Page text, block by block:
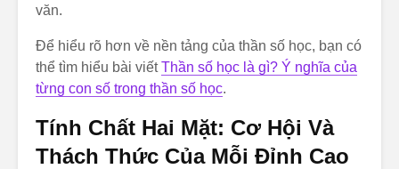
văn.
Để hiểu rõ hơn về nền tảng của thần số học, bạn có
thể tìm hiểu bài viếtThần số học là gì? Ý nghĩa của
từng con số trong thần số học.
Tính Chất Hai Mặt: Cơ Hội Và
Thách Thức Của Mỗi Đỉnh Cao